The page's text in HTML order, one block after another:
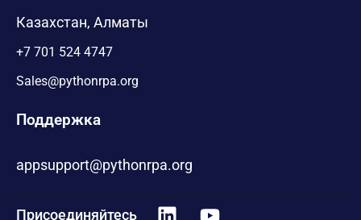
Казахстан, Алматы
+7 701 524 4747
Sales@pythonrpa.org
Поддержка
appsupport@pythonrpa.org
Присоединяйтесь